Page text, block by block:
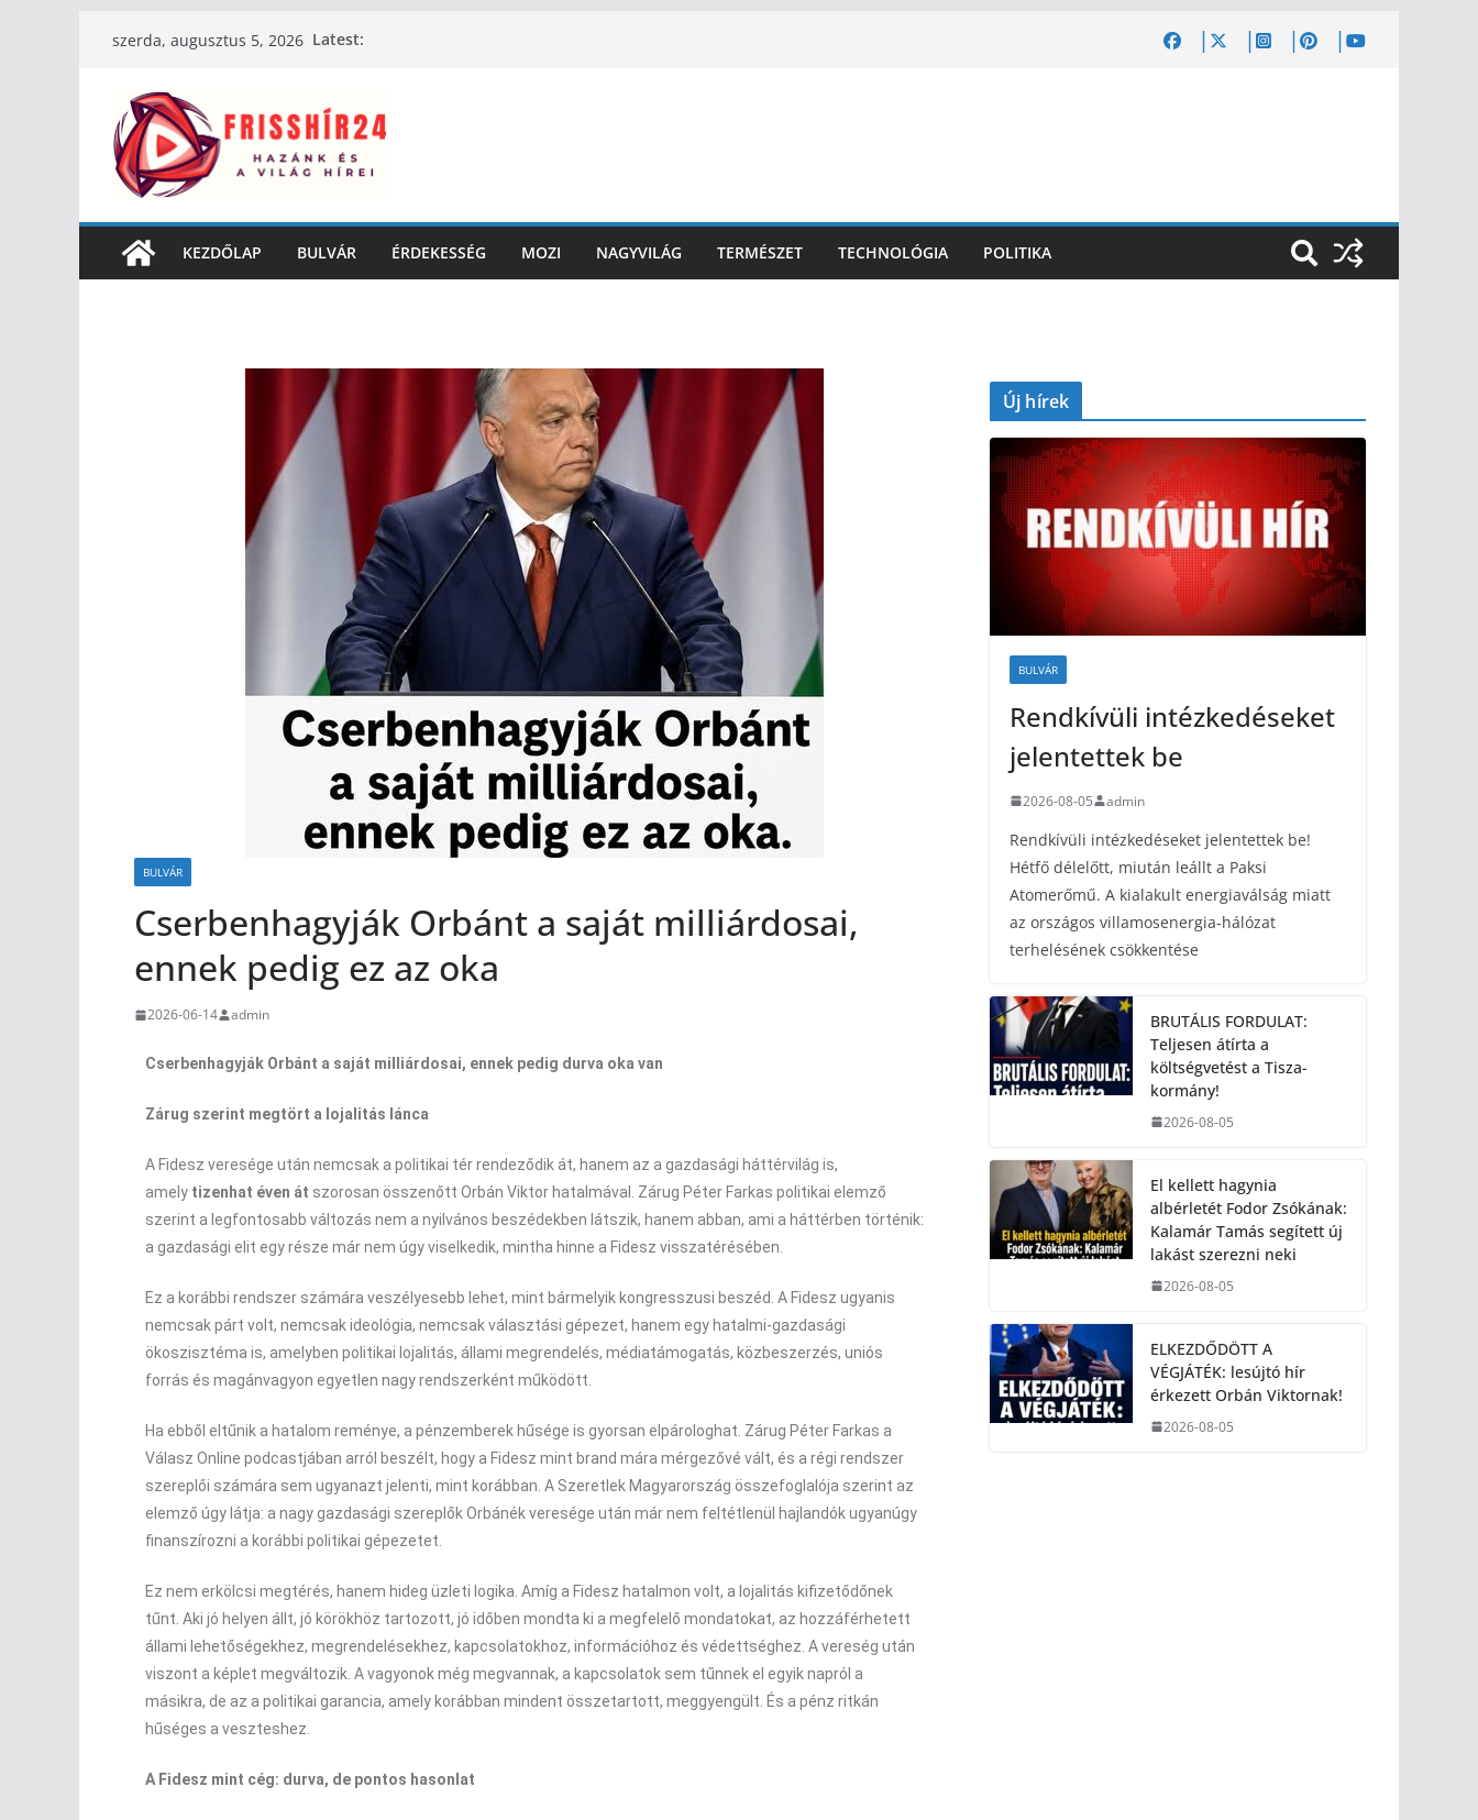
szerda, augusztus 5, 2026 Latest:
KEZDŐLAP BULVÁR ÉRDEKESSÉG MOZI NAGYVILÁG TERMÉSZET TECHNOLÓGIA POLITIKA
BULVÁR
Cserbenhagyják Orbánt a saját milliárdosai,
ennek pedig ez az oka
2026-06-14 admin
Cserbenhagyják Orbánt a saját milliárdosai, ennek pedig durva oka van
Zárug szerint megtört a lojalitás lánca
A Fidesz veresége után nemcsak a politikai tér rendeződik át, hanem az a gazdasági háttérvilág is,
amely tizenhat éven át szorosan összenőtt Orbán Viktor hatalmával. Zárug Péter Farkas politikai elemző
szerint a legfontosabb változás nem a nyilvános beszédekben látszik, hanem abban, ami a háttérben történik:
a gazdasági elit egy része már nem úgy viselkedik, mintha hinne a Fidesz visszatérésében.
Ez a korábbi rendszer számára veszélyesebb lehet, mint bármelyik kongresszusi beszéd. A Fidesz ugyanis
nemcsak párt volt, nemcsak ideológia, nemcsak választási gépezet, hanem egy hatalmi-gazdasági
ökoszisztéma is, amelyben politikai lojalitás, állami megrendelés, médiatámogatás, közbeszerzés, uniós
forrás és magánvagyon egyetlen nagy rendszerként működött.
Ha ebből eltűnik a hatalom reménye, a pénzemberek hűsége is gyorsan elpárologhat. Zárug Péter Farkas a
Válasz Online podcastjában arról beszélt, hogy a Fidesz mint brand mára mérgezővé vált, és a régi rendszer
szereplői számára sem ugyanazt jelenti, mint korábban. A Szeretlek Magyarország összefoglalója szerint az
elemző úgy látja: a nagy gazdasági szereplők Orbánék veresége után már nem feltétlenül hajlandók ugyanúgy
finanszírozni a korábbi politikai gépezetet.
Ez nem erkölcsi megtérés, hanem hideg üzleti logika. Amíg a Fidesz hatalmon volt, a lojalitás kifizetődőnek
tűnt. Aki jó helyen állt, jó körökhöz tartozott, jó időben mondta ki a megfelelő mondatokat, az hozzáférhetett
állami lehetőségekhez, megrendelésekhez, kapcsolatokhoz, információhoz és védettséghez. A vereség után
viszont a képlet megváltozik. A vagyonok még megvannak, a kapcsolatok sem tűnnek el egyik napról a
másikra, de az a politikai garancia, amely korábban mindent összetartott, meggyengült. És a pénz ritkán
hűséges a veszteshez.
A Fidesz mint cég: durva, de pontos hasonlat
Új hírek
BULVÁR
Rendkívüli intézkedéseket
jelentettek be
2026-08-05 admin
Rendkívüli intézkedéseket jelentettek be!
Hétfő délelőtt, miután leállt a Paksi
Atomerőmű. A kialakult energiaválság miatt
az országos villamosenergia-hálózat
terhelésének csökkentése
BRUTÁLIS FORDULAT:
Teljesen átírta a
költségvetést a Tisza-
kormány!
2026-08-05
El kellett hagynia
albérletét Fodor Zsókának:
Kalamár Tamás segített új
lakást szerezni neki
2026-08-05
ELKEZDŐDÖTT A
VÉGJÁTÉK: lesújtó hír
érkezett Orbán Viktornak!
2026-08-05